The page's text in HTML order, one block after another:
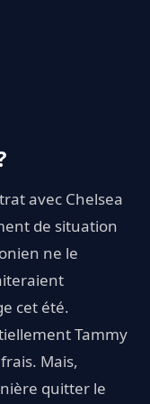
avec Chelsea
de situation
ne le
cet été.
Tammy
Mais,
quitter le